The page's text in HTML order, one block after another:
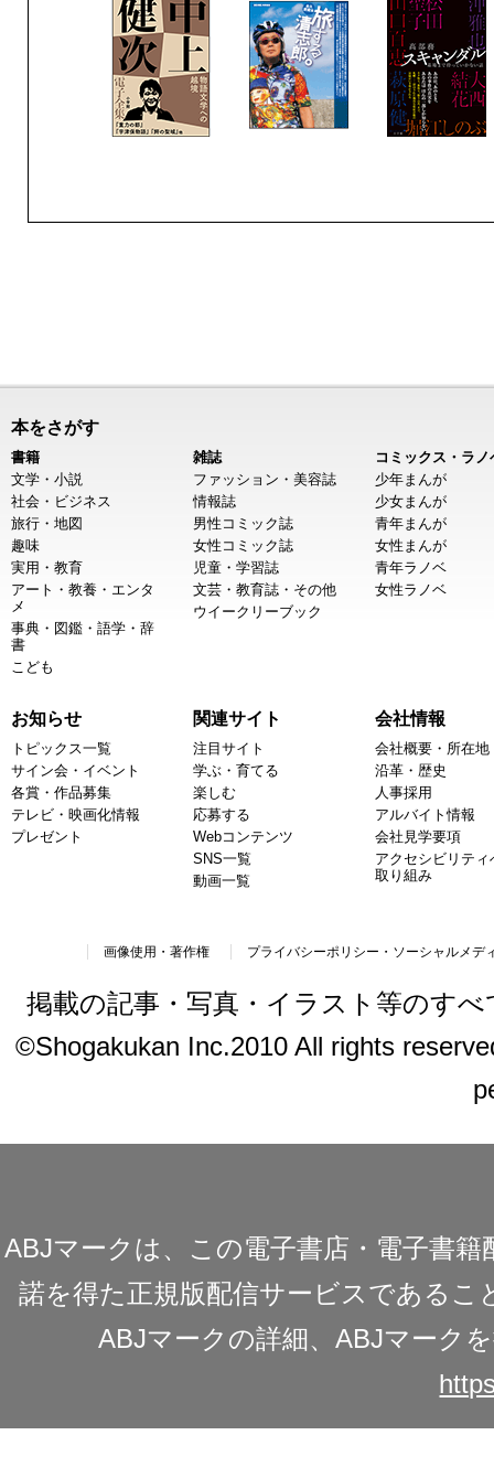
本をさがす
書籍
文学・小説
社会・ビジネス
旅行・地図
趣味
実用・教育
アート・教養・エンタ
メ
事典・図鑑・語学・辞
書
こども
雑誌
ファッション・美容誌
情報誌
男性コミック誌
女性コミック誌
児童・学習誌
文芸・教育誌・その他
ウイークリーブック
コミックス・ラノ
少年まんが
少女まんが
青年まんが
女性まんが
青年ラノベ
女性ラノベ
お知らせ
トピックス一覧
サイン会・イベント
各賞・作品募集
テレビ・映画化情報
プレゼント
関連サイト
注目サイト
学ぶ・育てる
楽しむ
応募する
Webコンテンツ
SNS一覧
動画一覧
会社情報
会社概要・所在地
沿革・歴史
人事採用
アルバイト情報
会社見学要項
アクセシビリティ
取り組み
画像使用・著作権 プライバシーポリシー・ソーシャルメデ
掲載の記事・写真・イラスト等のす
©Shogakukan Inc.2010 All rights
ABJマークは、この電子書店・電子書
諾を得た正規版配信サービスであるこ
ABJマークの詳細、ABJマーク